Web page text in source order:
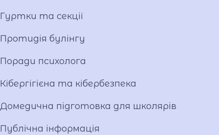
Гуртки та секції
Протидія булінгу
Поради психолога
Кібергігієна та кібербезпека
Домедична підготовка для школярів
Публічна інформація